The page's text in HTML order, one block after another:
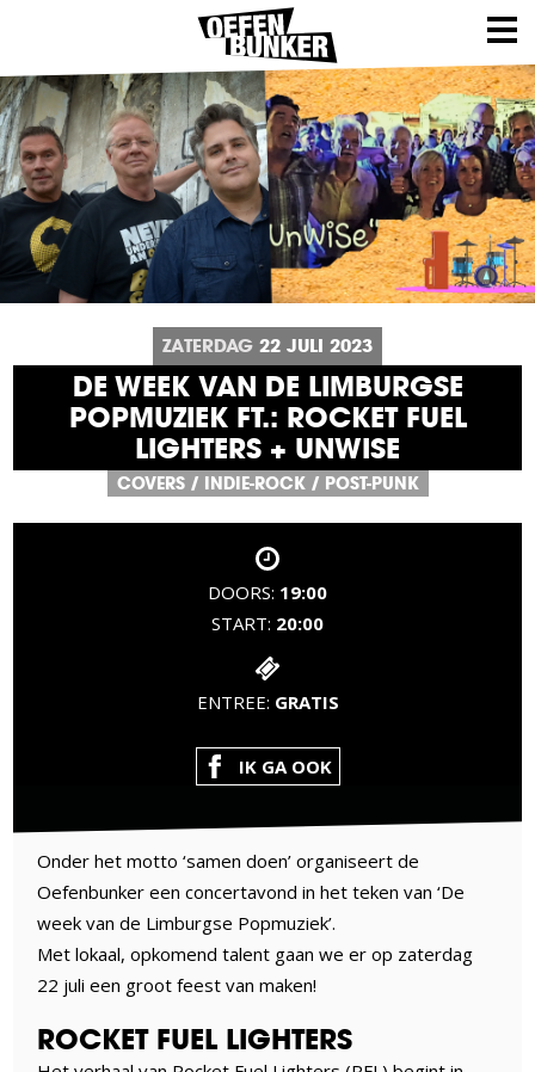
ZATERDAG 22 JULI 2023
DE WEEK VAN DE LIMBURGSE
POPMUZIEK FT.: ROCKET FUEL
LIGHTERS + UNWISE
COVERS / INDIE-ROCK / POST-PUNK
DOORS: 19:00
START: 20:00
ENTREE: GRATIS
IK GA OOK
Onder het motto ‘samen doen’ organiseert de
Oefenbunker een concertavond in het teken van ‘De
week van de Limburgse Popmuziek’.
Met lokaal, opkomend talent gaan we er op zaterdag
22 juli een groot feest van maken!
ROCKET FUEL LIGHTERS